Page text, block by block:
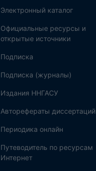
Электронный каталог
Официальные ресурсы и
открытые источники
Подписка
Подписка (журналы)
Издания ННГАСУ
Авторефераты диссертаций
Периодика онлайн
Путеводитель по ресурсам
Интернет